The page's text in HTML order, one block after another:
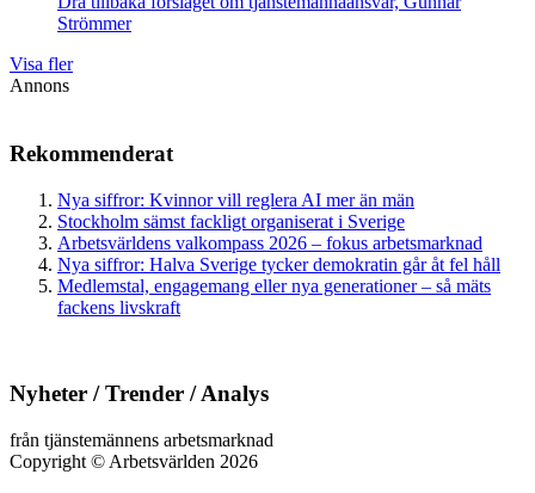
Strömmer
Visa fler
Annons
Rekommenderat
Nya siffror: Kvinnor vill reglera AI mer än män
Stockholm sämst fackligt organiserat i Sverige
Arbetsvärldens valkompass 2026 – fokus arbetsmarknad
Nya siffror: Halva Sverige tycker demokratin går åt fel håll
Medlemstal, engagemang eller nya generationer – så mäts
fackens livskraft
Nyheter / Trender / Analys
från tjänstemännens arbetsmarknad
Copyright © Arbetsvärlden 2026